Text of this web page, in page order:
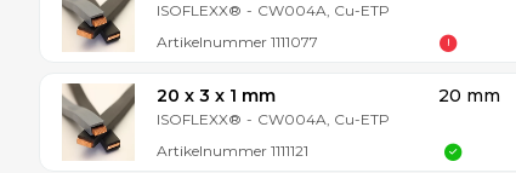
ISOFLEXX® - CW004A, Cu-ETP
Artikelnummer 1111077
20 x 3 x 1 mm
ISOFLEXX® - CW004A, Cu-ETP
Artikelnummer 1111121
20 mm